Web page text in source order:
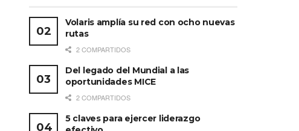
Volaris amplía su red con ocho nuevas
rutas
2 COMPARTIDOS
Del legado del Mundial a las
oportunidades MICE
2 COMPARTIDOS
5 claves para ejercer liderazgo